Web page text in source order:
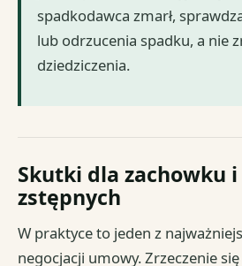
spadkodawca zmarł,
lub odrzucenia spadku, a nie
dziedziczenia.
Skutki dla zachowku
zstępnych
W praktyce to jeden z
negocjacji umowy. Zrzeczenie